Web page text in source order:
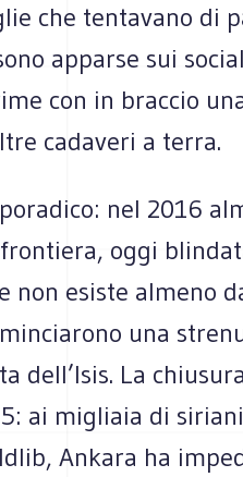
che tentavano di
apparse sui
con in braccio
cadaveri a terra.
nel 2016
oggi
non esiste almeno
una
dell’Isis. La
ai migliaia di
Ankara ha